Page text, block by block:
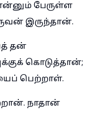
பேருள்ள
இருந்தான்.
தன்
கொடுத்தான்;
பெற்றாள்.
நாதான்